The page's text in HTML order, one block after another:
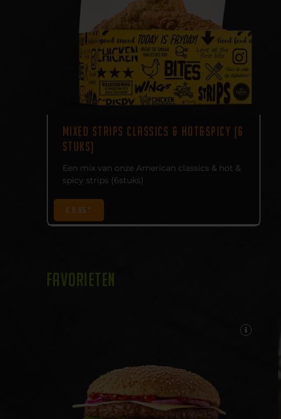
MIXED STRIPS CLASSICS & HOT&SPICY (6
STUKS)
Een mix van onze American classics & hot &
spicy strips (6stuks)
€ 9,95 *
FAVORIETEN